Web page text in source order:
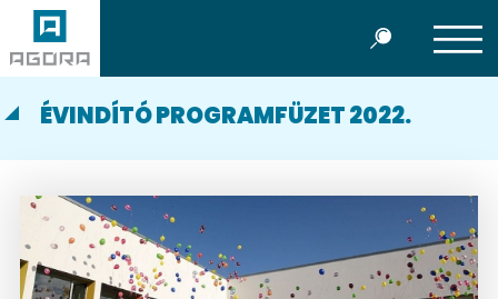
ÉVINDÍTÓ PROGRAMFÜZET 2022.